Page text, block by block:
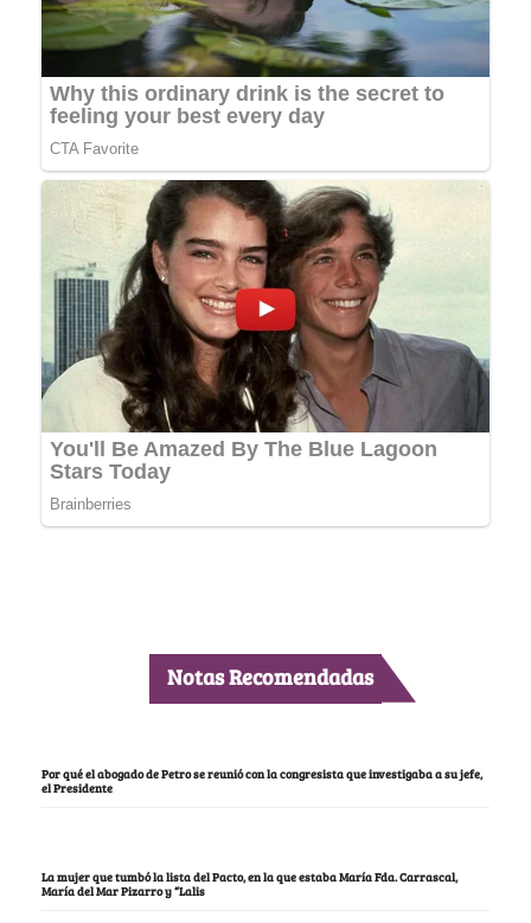
Notas Recomendadas
Por qué el abogado de Petro se reunió con la congresista que investigaba a su jefe,
el Presidente
La mujer que tumbó la lista del Pacto, en la que estaba María Fda. Carrascal,
María del Mar Pizarro y “Lalis